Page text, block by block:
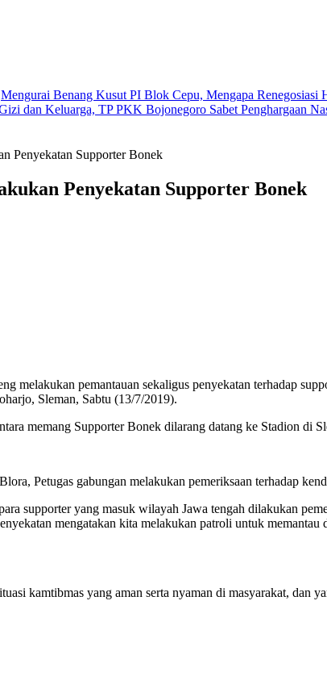
Mengurai Benang Kusut PI Blok Cepu, Mengapa Renegosiasi
dan Keluarga, TP PKK Bojonegoro Sabet Penghargaan
Penyekatan Supporter Bonek
Penyekatan Supporter Bonek
melakukan pemantauan sekaligus penyekatan terhadap
Sleman, Sabtu (13/7/2019).
memang Supporter Bonek dilarang datang ke Stadion di
Petugas gabungan melakukan pemeriksaan terhadap
supporter yang masuk wilayah Jawa tengah dilakukan
mengatakan kita melakukan patroli untuk
kamtibmas yang aman serta nyaman di masyarakat, dan